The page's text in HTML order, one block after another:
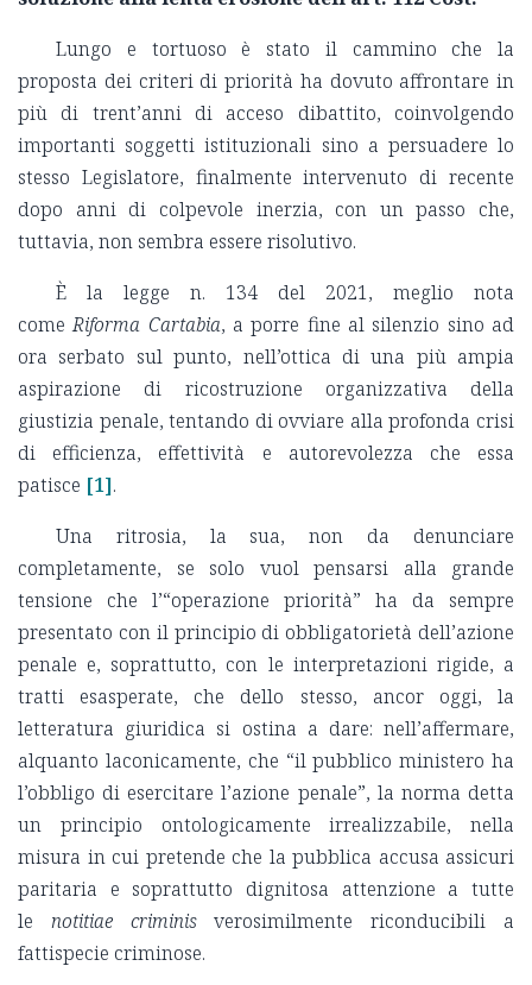
Lungo e tortuoso è stato il cammino che la
proposta dei criteri di priorità ha dovuto affrontare in
più di trent’anni di acceso dibattito, coinvolgendo
importanti soggetti istituzionali sino a persuadere lo
stesso Legislatore, finalmente intervenuto di recente
dopo anni di colpevole inerzia, con un passo che,
tuttavia, non sembra essere risolutivo.
È la legge n. 134 del 2021, meglio nota
comeRiforma Cartabia, a porre fine al silenzio sino ad
ora serbato sul punto, nell’ottica di una più ampia
aspirazione di ricostruzione organizzativa della
giustizia penale, tentando di ovviare alla profonda crisi
di efficienza, effettività e autorevolezza che essa
patisce [1].
Una ritrosia, la sua, non da denunciare
completamente, se solo vuol pensarsi alla grande
tensione che l’“operazione priorità” ha da sempre
presentato con il principio di obbligatorietà dell’azione
penale e, soprattutto, con le interpretazioni rigide, a
tratti esasperate, che dello stesso, ancor oggi, la
letteratura giuridica si ostina a dare: nell’affermare,
alquanto laconicamente, che “il pubblico ministero ha
l’obbligo di esercitare l’azione penale”, la norma detta
un principio ontologicamente irrealizzabile, nella
misura in cui pretende che la pubblica accusa assicuri
paritaria e soprattutto dignitosa attenzione a tutte
le notitiae criminisverosimilmente riconducibili a
fattispecie criminose.